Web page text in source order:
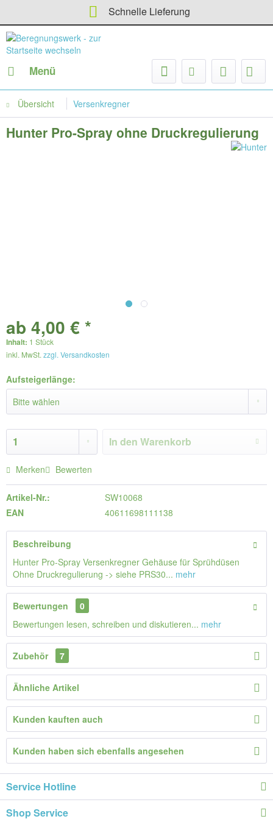
Schnelle Lieferung
Menü
Übersicht Versenkregner
Hunter Pro-Spray ohne Druckregulierung
ab 4,00 € *
Inhalt: 1 Stück
inkl. MwSt. zzgl. Versandkosten
Aufsteigerlänge:
In den Warenkorb
Merken Bewerten
Artikel-Nr.:
SW10068
EAN
40611698111138
Beschreibung
Hunter Pro-Spray Versenkregner Gehäuse für Sprühdüsen
Ohne Druckregulierung -> siehe PRS30... mehr
Bewertungen
0
Bewertungen lesen, schreiben und diskutieren... mehr
Zubehör 7
Ähnliche Artikel
Kunden kauften auch
Kunden haben sich ebenfalls angesehen
Service Hotline
Shop Service